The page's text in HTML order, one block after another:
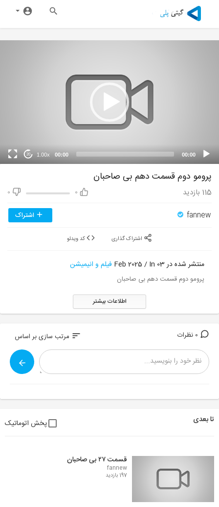
00:00
00:00
1.00x
20
پرومو دوم قسمت دهم بی صاحبان
0
0 115 بازدید
fannew اشتراک
منتشر شده در 03 Feb 2025 / In فیلم و انیمیشن
پرومو دوم قسمت دهم بی صاحبان
اطلاعات بیشتر
sort مرتب سازی بر اساس
تا بعدی پخش اتوماتیک
قسمت ۲۷ بی صاحبان
fannew
197 بازدید